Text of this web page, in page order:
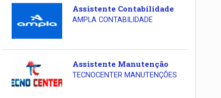
Assistente Contabilidade
AMPLA CONTABILIDADE
Assistente Manutenção
TECNOCENTER MANUTENÇÕES